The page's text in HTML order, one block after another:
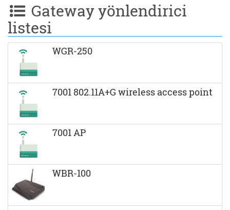
Gateway yönlendirici
listesi
WGR-250
7001 802.11A+G wireless access point
7001 AP
WBR-100